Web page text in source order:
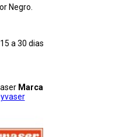
Negro.
a 30 dias
Marca